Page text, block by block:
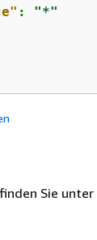
: "*"
Sie unter